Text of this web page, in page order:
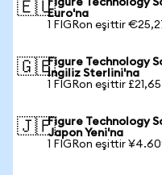
🇪🇺Figure Technology
Euro'na
1 FIGRon eşittir
🇬🇧Figure Technology
İngiliz Sterlini'na
1 FIGRon eşittir £21,65
🇯🇵Figure Technology
Japon Yeni'na
1 FIGRon eşittir